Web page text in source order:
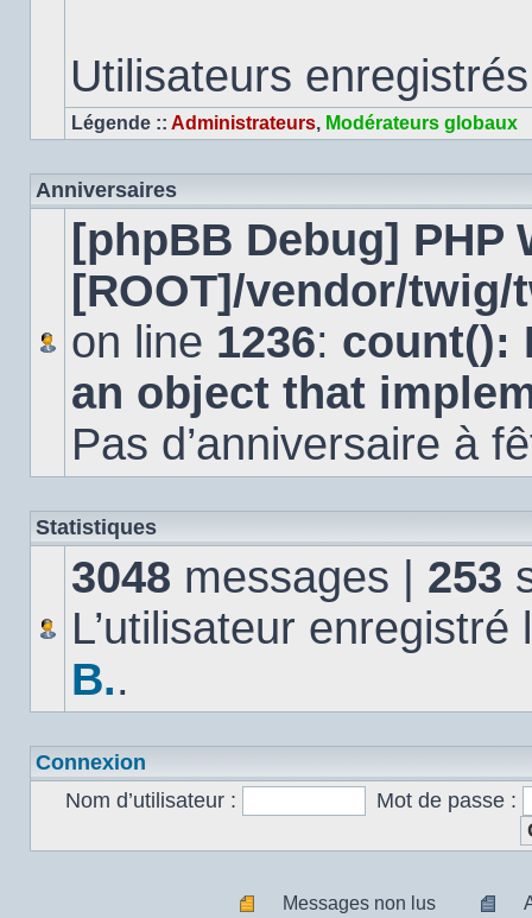
Utilisateurs
Légende :: Administrateurs, Modérateurs globaux
Anniversaires
[phpBB Debug] PHP
[ROOT]/vendor/
on line 1236: count():
an object that
Pas d’anniversaire à
Statistiques
3048 messages | 253
L’utilisateur
B..
Connexion
Nom d’utilisateur :
Mot de passe :
Messages non lus